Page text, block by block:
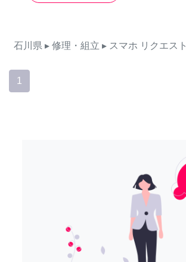
石川県 ▸ 修理・組立 ▸ スマホ リクエスト
1